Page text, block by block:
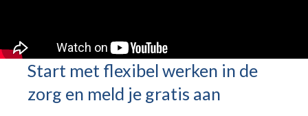
Start met flexibel werken in de
zorg en meld je gratis aan